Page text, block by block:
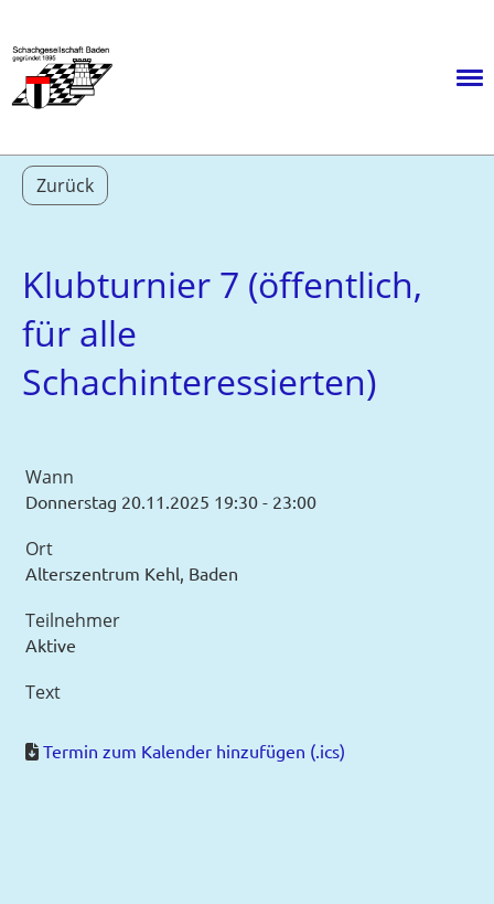
Zurück
Klubturnier 7 (öffentlich,
für alle
Schachinteressierten)
Wann
Donnerstag 20.11.2025 19:30 - 23:00
Ort
Alterszentrum Kehl, Baden
Teilnehmer
Aktive
Text
Termin zum Kalender hinzufügen (.ics)